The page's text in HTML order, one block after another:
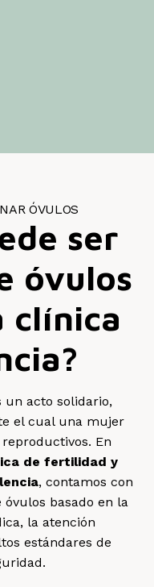
ÓVULOS
ser
óvulos
clínica
un acto solidario,
el cual una mujer
En
de fertilidad y
, contamos con
basado en la
la atención
estándares de